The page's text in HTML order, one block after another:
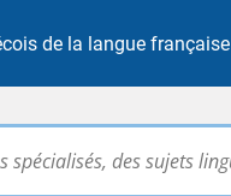
de la langue française